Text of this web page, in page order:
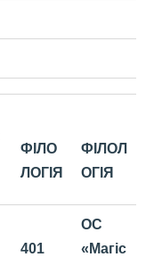
ФІЛО
ЛОГІЯ
ФІЛОЛ
ОГІЯ
401
ОС
«Магіс